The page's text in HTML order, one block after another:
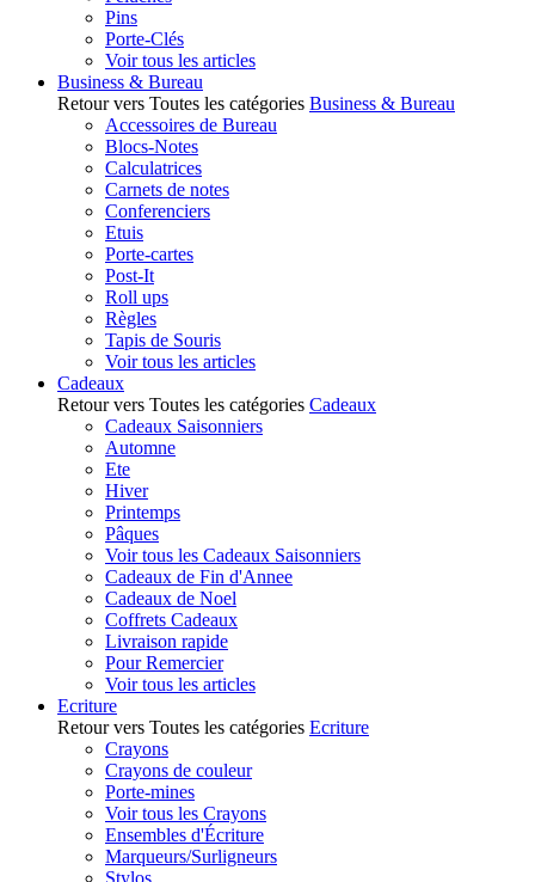
Pins
Porte-Clés
Voir tous les articles
Business & Bureau
Retour vers Toutes les catégories Business & Bureau
Accessoires de Bureau
Blocs-Notes
Calculatrices
Carnets de notes
Conferenciers
Etuis
Porte-cartes
Post-It
Roll ups
Règles
Tapis de Souris
Voir tous les articles
Cadeaux
Retour vers Toutes les catégories Cadeaux
Cadeaux Saisonniers
Automne
Ete
Hiver
Printemps
Pâques
Voir tous les Cadeaux Saisonniers
Cadeaux de Fin d'Annee
Cadeaux de Noel
Coffrets Cadeaux
Livraison rapide
Pour Remercier
Voir tous les articles
Ecriture
Retour vers Toutes les catégories Ecriture
Crayons
Crayons de couleur
Porte-mines
Voir tous les Crayons
Ensembles d'Écriture
Marqueurs/Surligneurs
Stylos